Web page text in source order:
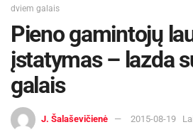
dviem galais
Pieno gamintojų
įstatymas – lazda
galais
J. Šalaševičienė 2015-08-19